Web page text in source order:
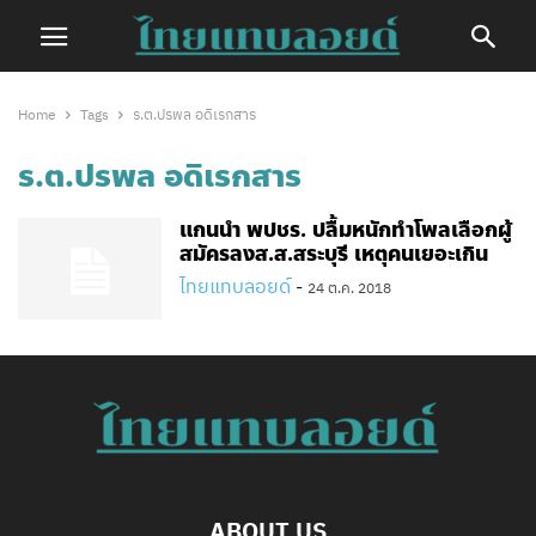
Home Tags ร.ต.ปรพล อดิเรกสาร
ร.ต.ปรพล อดิเรกสาร
แกนนำ พปชร. ปลื้มหนักทำโพลเลือกผู้
สมัครลงส.ส.สระบุรี เหตุคนเยอะเกิน
ไทยแทบลอยด์ - 24 ต.ค. 2018